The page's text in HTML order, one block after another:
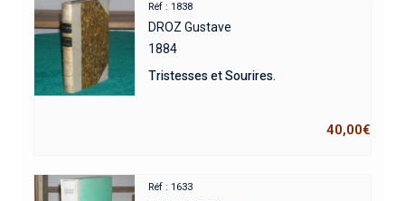
Réf : 1838
DROZ Gustave
1884
Tristesses et Sourires.
40,00€
Réf : 1633